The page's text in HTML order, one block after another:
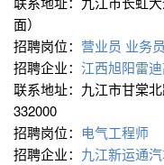
面）
招聘岗位： 营业员 业务员
招聘企业： 江西旭阳雷
联系地址：九江市甘棠
332000
招聘岗位： 电气工程师
招聘企业： 九江新运通